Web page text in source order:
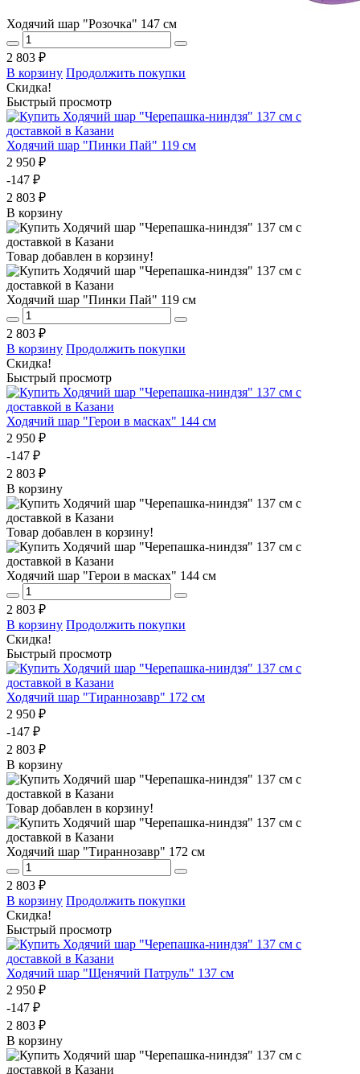
Ходячий шар "Розочка" 147 см
2 803 ₽
В корзину Продолжить покупки
Скидка!
Быстрый просмотр
Ходячий шар "Пинки Пай" 119 см
2 950 ₽
-147 ₽
2 803 ₽
В корзину
Товар добавлен в корзину!
Ходячий шар "Пинки Пай" 119 см
2 803 ₽
В корзину Продолжить покупки
Скидка!
Быстрый просмотр
Ходячий шар "Герои в масках" 144 см
2 950 ₽
-147 ₽
2 803 ₽
В корзину
Товар добавлен в корзину!
Ходячий шар "Герои в масках" 144 см
2 803 ₽
В корзину Продолжить покупки
Скидка!
Быстрый просмотр
Ходячий шар "Тираннозавр" 172 см
2 950 ₽
-147 ₽
2 803 ₽
В корзину
Товар добавлен в корзину!
Ходячий шар "Тираннозавр" 172 см
2 803 ₽
В корзину Продолжить покупки
Скидка!
Быстрый просмотр
Ходячий шар "Щенячий Патруль" 137 см
2 950 ₽
-147 ₽
2 803 ₽
В корзину